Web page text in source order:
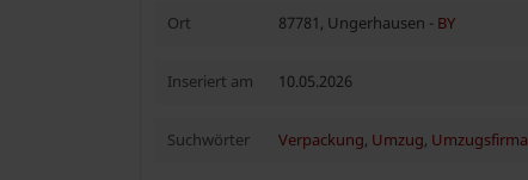
Ort 87781, Ungerhausen - BY
Inseriert am 10.05.2026
Suchwörter Verpackung, Umzug, Umzugsfirma